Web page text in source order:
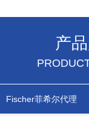
产
Fischer菲希尔代理